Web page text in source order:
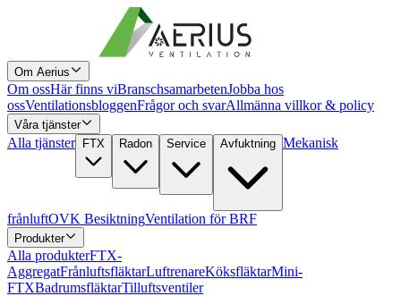
Om Aerius
Om ossHär finns viBranschsamarbetenJobba hos
ossVentilationsbloggenFrågor och svarAllmänna villkor & policy
Våra tjänster
Alla tjänster FTX Radon Service Avfuktning Mekanisk
frånluftOVK BesiktningVentilation för BRF
Produkter
Alla produkterFTX-
AggregatFrånluftsfläktarLuftrenareKöksfläktarMini-
FTXBadrumsfläktarTilluftsventiler